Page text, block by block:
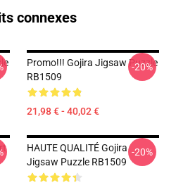
connexes
Promo!!! Gojira Jigsaw Puzzle
RB1509
21,98 € - 40,02 €
-20%
HAUTE QUALITÉ Gojira
Jigsaw Puzzle RB1509
-20%